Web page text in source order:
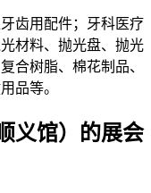
齿用配件；牙科医疗
材料、抛光盘、抛光
合树脂、棉花制品、
品等。
义馆）的展会